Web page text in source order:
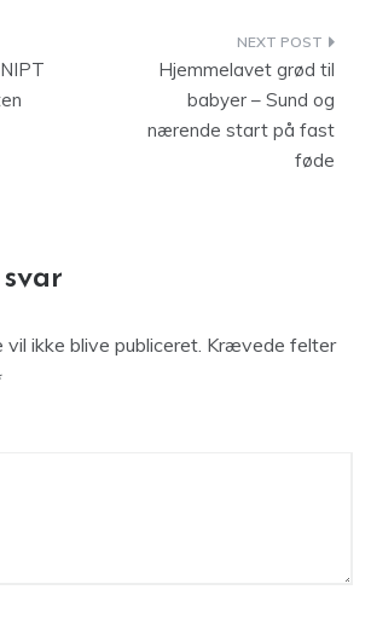
Hjemmelavet grød til
babyer – Sund og
nærende start på fast
føde
ikke blive publiceret. Krævede felter